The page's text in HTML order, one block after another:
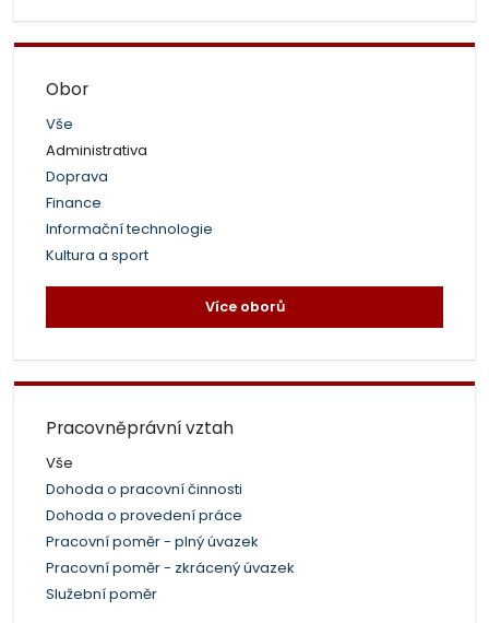
Obor
Vše
Administrativa
Doprava
Finance
Informační technologie
Kultura a sport
Více oborů
Pracovněprávní vztah
Vše
Dohoda o pracovní činnosti
Dohoda o provedení práce
Pracovní poměr - plný úvazek
Pracovní poměr - zkrácený úvazek
Služební poměr